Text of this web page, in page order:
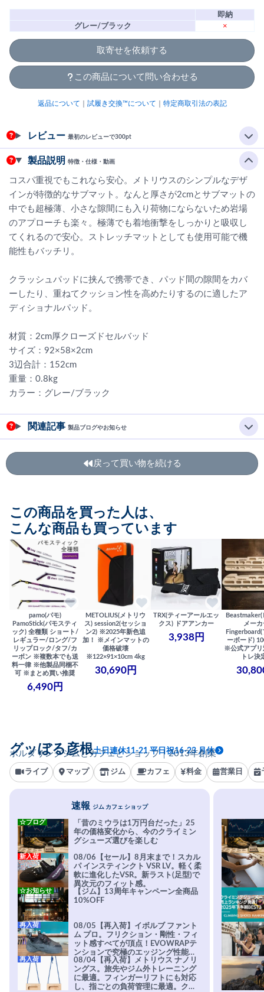
即納
グレー/ブラック
×
取寄せを依頼する
この商品について問い合わせる
返品について 試履き交換™について 特定商取引法の表記
レビュー 最初のレビューで300pt
製品説明 特徴・仕様・動画
コスパ重視でもこれなら安心。メトリウスのシンプルなデザ
インが特徴的なサブマット。なんと厚さが2cmとサブマットの
中でも超極薄、小さな隙間にも入り荷物にならないため岩場
のアプローチも楽々。極薄でも着地衝撃をしっかりと吸収し
てくれるので安心。ストレッチマットとしても使用可能で機
能性もバッチリ。
クラッシュパッドに挟んで携帯でき、パッド間の隙間をカバ
ーしたり、重ねてクッション性を高めたりするのに適したア
ディショナルパッド。
材質：2cm厚クローズドセルバッド
サイズ：92×58×2cm
3辺合計：152cm
重量：0.8kg
カラー：グレー/ブラック
関連記事 製品ブログやお知らせ
戻って買い物を続ける
この商品を買った人は、
こんな商品も買っています
pamo(パモ)
PamoStick(パモスティ
ック) 全種類 ショート/
レギュラー/ロング/フ
リップロック/タフ/カ
ーボン ※複数本でも送
料一律 ※他製品同梱不
可 ※まとめ買い推奨
6,490円
METOLIUS(メトリウ
ス) session2(セッショ
ン2) ※2025年新色追
加！ ※メインマットの
価格破壊
※122×91×10cm 4kg
30,690円
TRX(ティーアールエッ
クス) ドアアンカー
3,938円
メーカ
ーボード)
※公式アプ
トレ決
ボルダリングジムとカフェとショップ｜2013年創業
グッぼる彦根土日連休11-21 平日祝16-23 月休
ライブ マップ ジム カフェ 料金 営業日
速報 ジム カフェ ショップ
「昔のミウラは1万円台だった」25
年の価格変化から、今のクライミン
グシューズ選びを楽しむ
☆ブログ
08/06【セール】8月末まで！スカル
パ インスティンクト VSR LV。軽く柔
軟に進化したVSR。新ラスト(足型)で
異次元のフィット感。
新入荷
【ジム】13周年キャンペーン全商品
10%OFF
☆お知らせ
08/05【再入荷】イボルブ ファント
ム プロ。フリクション・剛性・フィ
ット感すべてが頂点！EVOWRAPテ
ンションで究極のエッジング性能を
実現。進化系ラバーEvo-74はTRAX
を凌駕する粘着力で極小ホールドに
安心感。
再入荷
08/04【再入荷】メトリウス ナノリ
ングス。旅先やジム外トレーニング
に最適。フィンガーリフトにも対応
し、指ごとの負荷管理に最適。クラ
再入荷